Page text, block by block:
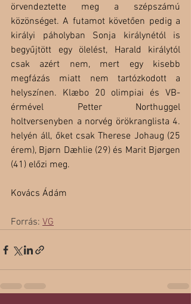
örvendeztette meg a szépszámú
közönséget. A futamot követően pedig a
királyi páholyban Sonja királynétól is
begyűjtött egy ölelést, Harald királytól
csak azért nem, mert egy kisebb
megfázás miatt nem tartózkodott a
helyszínen. Klæbo 20 olimpiai és VB-
érmével Petter Northuggel
holtversenyben a norvég örökranglista 4.
helyén áll, őket csak Therese Johaug (25
érem), Bjørn Dæhlie (29) és Marit Bjørgen
(41) előzi meg.
Kovács Ádám
Forrás: VG